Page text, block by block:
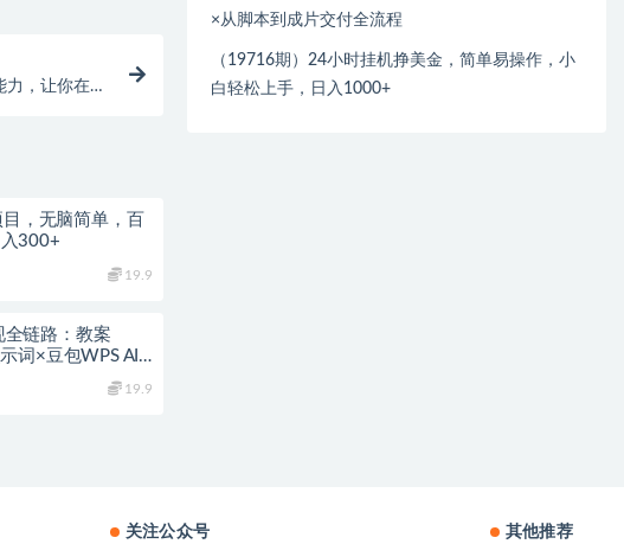
力，让你在日
，无脑简单，百
300+
19.9
全链路：教案
词×豆包WPS AI×
19.9
×从脚本到成片交付全流程
（19716期）24小时挂机挣美金，简单易操作，小
白轻松上手，日入1000+
关注公众号 其他推荐